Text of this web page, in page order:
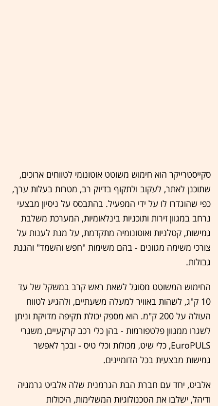
סקייסטרייקר הוא חימוש משוטט אוטונומי לטווחים ארוכים,
שתוכנן לאתר, לעקוב ולתקוף בדיוק רב, מטרות בעלות ערך,
כפי שהוגדרו לו על ידי המפעיל. בהתבסס על ניסיון מבצעי
נרחב במגוון זירות ותוכניות בינלאומיות, המערכת משלבת
גמישות, קטלניות ואוטונומיה מתקדמת, על מנת לענות על
צורכי משימה מגוונים - בהם משימות "חפש והשמד" והגנת
גבולות.
החימוש המשוטט מסוגל לשאת ראש קרב במשקל של עד
10 ק"ג, לשהות באוויר למעלה משעתיים, ולהגיע לטווח
העולה על 200 ק"מ. הוא מספק יכולת תקיפה מדויקת וניתן
לשגרו ממגוון פלטפורמות - בהן כלי רכב קרקעיים, משגרי
EuroPULS, כלי שיט, מכולות וכלי טיס - ובכך לאפשר
גמישות מבצעית בכל הדומיינים.
אלביט, יחד עם חברת הבת הגרמנית שלה אלביט גרמניה
ודיהל, ישלבו את הטכנולוגיות המשלימות, היכולות